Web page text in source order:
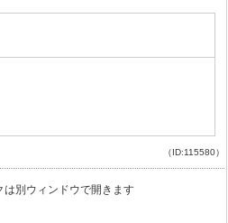
（ID:115580）
は別ウィンドウで開きます